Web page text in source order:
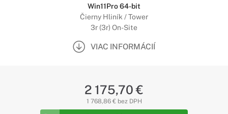
Win11Pro 64-bit
Čierny Hliník / Tower
3r (3r) On-Site
VIAC INFORMÁCIÍ
2 175,70 €
1 768,86 € bez DPH